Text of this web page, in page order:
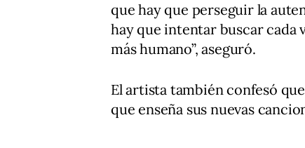
que hay que perseguir la
hay que intentar buscar cada
más humano”, aseguró.
El artista también confesó
que enseña sus nuevas